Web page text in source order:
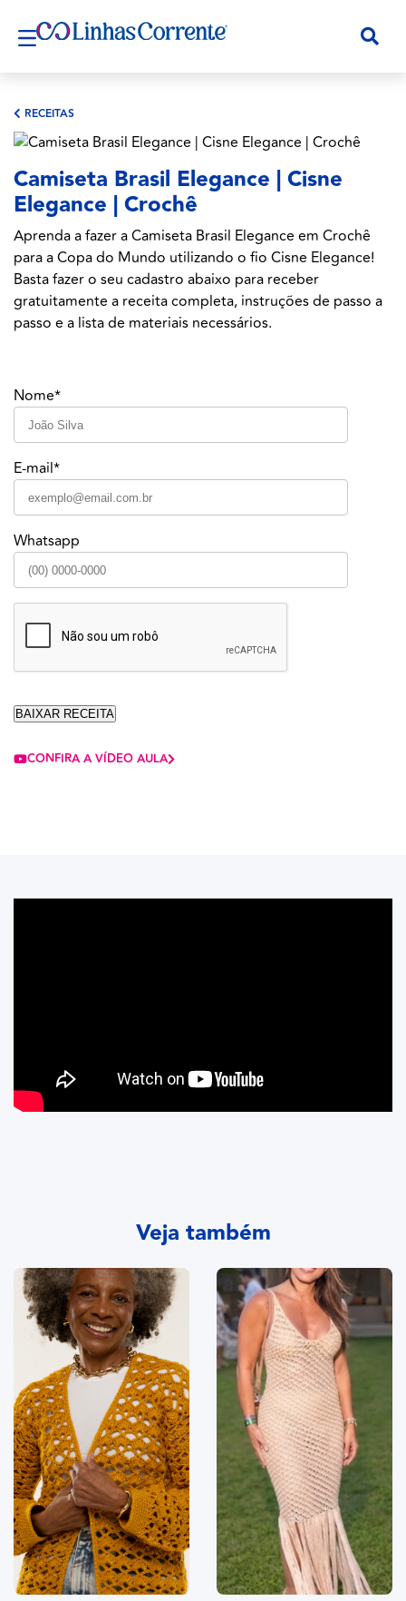
RECEITAS
Camiseta Brasil Elegance | Cisne
Elegance | Crochê
Aprenda a fazer a Camiseta Brasil Elegance em Crochê
para a Copa do Mundo utilizando o fio Cisne Elegance!
Basta fazer o seu cadastro abaixo para receber
gratuitamente a receita completa, instruções de passo a
passo e a lista de materiais necessários.
Nome*
E-mail*
Whatsapp
CONFIRA A VÍDEO AULA
Veja também